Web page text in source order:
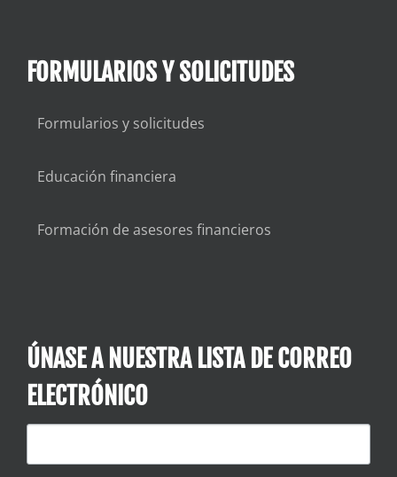
FORMULARIOS Y SOLICITUDES
Formularios y solicitudes
Educación financiera
Formación de asesores financieros
ÚNASE A NUESTRA LISTA DE CORREO
ELECTRÓNICO